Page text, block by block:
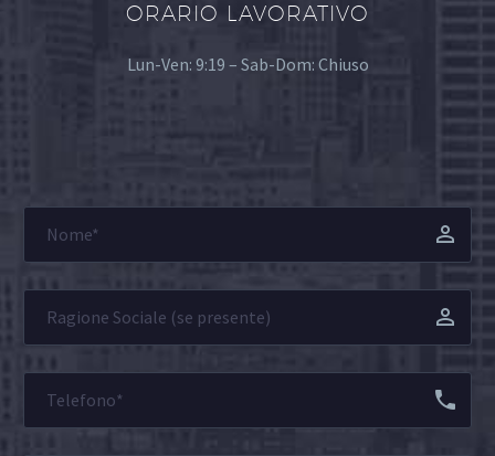
ORARIO LAVORATIVO
Lun-Ven: 9:19 – Sab-Dom: Chiuso